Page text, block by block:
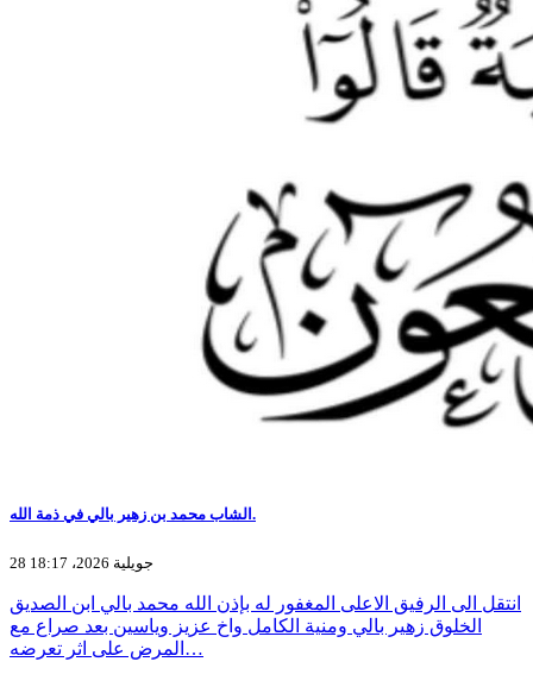
الشاب محمد بن زهير بالي في ذمة الله.
28 جويلية 2026، 18:17
انتقل الى الرفيق الاعلى المغفور له بإذن الله محمد بالي ابن الصديق
الخلوق زهير بالي ومنية الكامل واخ عزيز وياسين بعد صراع مع
المرض على اثر تعرضه…